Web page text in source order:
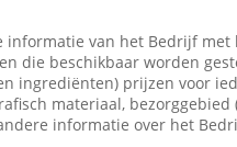
informatie van het Bedrijf met
die beschikbaar worden
ingrediënten) prijzen voor
materiaal,
informatie over het